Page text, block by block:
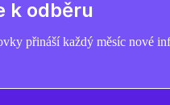
k odběru
přináší každý měsíc nové